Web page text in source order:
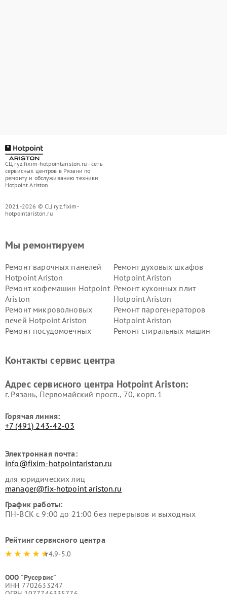
СЦ ryz.fixim-hotpointariston.ru - сеть
сервисных центров в Рязани по
ремонту и обслуживанию техники
Hotpoint Ariston
2021-2026 © СЦ ryz.fixim-
hotpointariston.ru
Мы ремонтируем
Ремонт варочных панелей
Hotpoint Ariston
Ремонт духовых шкафов
Hotpoint Ariston
Ремонт кофемашин Hotpoint
Ariston
Ремонт кухонных плит
Hotpoint Ariston
Ремонт микроволновых
печей Hotpoint Ariston
Ремонт парогенераторов
Hotpoint Ariston
Ремонт посудомоечных
Ремонт стиральных машин
Hotpoint Ariston
Hotpoint Ariston
Ariston
Hotpoint Ariston
Контакты сервис центра
Адрес сервисного центра Hotpoint Ariston:
г. Рязань, Первомайский просп., 70, корп. 1
Горячая линия:
+7 (491) 243-42-03
Электронная почта:
info@fixim-hotpointariston.ru
для юридических лиц
manager@fix-hotpoint ariston.ru
График работы:
ПН-ВСК с 9:00 до 21:00 без перерывов и выходных
Рейтинг сервисного центра
4.9-5.0
ООО "Русервис"
ИНН 7702633247